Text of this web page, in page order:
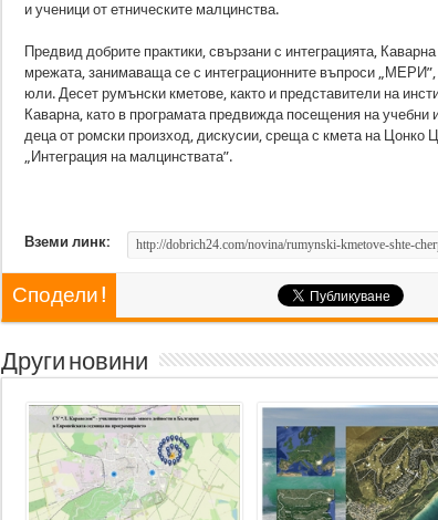
и ученици от етническите малцинства.
Предвид добрите практики, свързани с интеграцията,
мрежата, занимаваща се с интеграционните въпроси
юли. Десет румънски кметове, както и представители на
Каварна, като в програмата предвижда посещения на учебни
деца от ромски произход, дискусии, среща с кмета на Цонко
„Интеграция на малцинствата”.
Вземи линк:
Сподели !
Други новини